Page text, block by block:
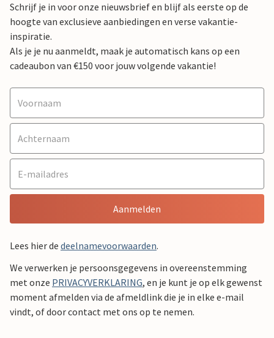
Schrijf je in voor onze nieuwsbrief en blijf als eerste op de
hoogte van exclusieve aanbiedingen en verse vakantie-
inspiratie.
Als je je nu aanmeldt, maak je automatisch kans op een
cadeaubon van €150 voor jouw volgende vakantie!
Aanmelden
Lees hier de deelnamevoorwaarden.
We verwerken je persoonsgegevens in overeenstemming
met onze PRIVACYVERKLARING, en je kunt je op elk gewenst
moment afmelden via de afmeldlink die je in elke e-mail
vindt, of door contact met ons op te nemen.